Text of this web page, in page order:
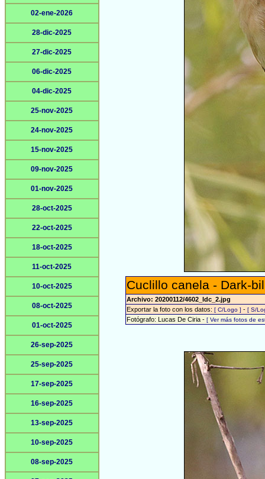
02-ene-2026
28-dic-2025
27-dic-2025
06-dic-2025
04-dic-2025
25-nov-2025
24-nov-2025
15-nov-2025
09-nov-2025
01-nov-2025
28-oct-2025
22-oct-2025
18-oct-2025
11-oct-2025
10-oct-2025
08-oct-2025
01-oct-2025
26-sep-2025
25-sep-2025
17-sep-2025
16-sep-2025
13-sep-2025
10-sep-2025
08-sep-2025
Cuclillo canela - Dark-
Archivo: 20200112/4602_ldc_2.jpg
Exportar la foto con los datos:[ C/Logo ] -[ S/
Fotógrafo: Lucas De Ciria -[ Ver más fotos de